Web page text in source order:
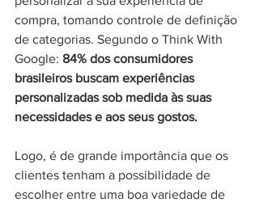
compra, tomando controle de definição
de categorias. Segundo o Think With
Google: 84% dos consumidores
brasileiros buscam experiências
personalizadas sob medida às suas
necessidades e aos seus gostos.
Logo, é de grande importância que os
clientes tenham a possibilidade de
escolher entre uma boa variedade de